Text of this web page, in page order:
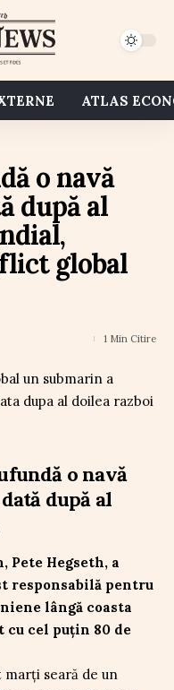
ATLAS
o navă
după al
global
1 Min Citire
o navă
după al
Pete Hegseth, a
responsabilă pentru
lângă coasta
cel puțin 80 de
marți seară de un